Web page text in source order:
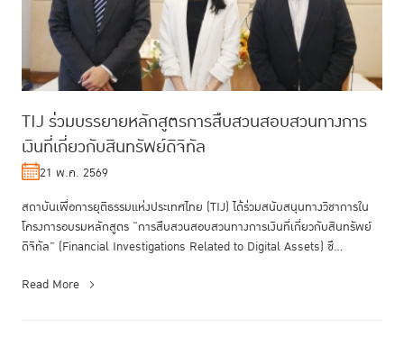
TIJ ร่วมบรรยายหลักสูตรการสืบสวนสอบสวนทางการ
เงินที่เกี่ยวกับสินทรัพย์ดิจิทัล
21 พ.ค. 2569
สถาบันเพื่อการยุติธรรมแห่งประเทศไทย (TIJ) ได้ร่วมสนับสนุนทางวิชาการใน
โครงการอบรมหลักสูตร “การสืบสวนสอบสวนทางการเงินที่เกี่ยวกับสินทรัพย์
ดิจิทัล” (Financial Investigations Related to Digital Assets) ซึ...
Read More